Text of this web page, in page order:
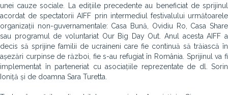
unei cauze sociale. La edițiile precedente au beneficiat de sprijinul
acordat de spectatorii AIFF prin intermediul festivalului următoarele
organizații non-guvernamentale: Casa Bună, Ovidiu Ro, Casa Share
sau programul de voluntariat Our Big Day Out. Anul acesta AIFF a
decis să sprijine familii de ucraineni care fie continuă să trăiască în
așezări curpinse de război, fie s-au refugiat în România. Sprijinul va fi
implementat în parteneriat cu asociațiile reprezentate de dl. Sorin
Ioniță și de doamna Sara Turetta.